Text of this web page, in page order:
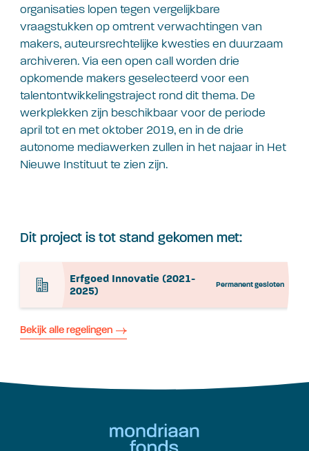
organisaties lopen tegen vergelijkbare
vraagstukken op omtrent verwachtingen van
makers, auteursrechtelijke kwesties en duurzaam
archiveren. Via een open call worden drie
opkomende makers geselecteerd voor een
talentontwikkelingstraject rond dit thema. De
werkplekken zijn beschikbaar voor de periode
april tot en met oktober 2019, en in de drie
autonome mediawerken zullen in het najaar in Het
Nieuwe Instituut te zien zijn.
Dit project is tot stand gekomen met:
Erfgoed Innovatie (2021-
2025)
Permanent gesloten
Bekijk alle regelingen